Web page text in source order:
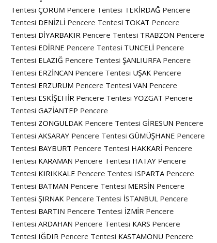
Tentesi ÇORUM Pencere Tentesi TEKİRDAĞ Pencere
Tentesi DENİZLİ Pencere Tentesi TOKAT Pencere
Tentesi DİYARBAKIR Pencere Tentesi TRABZON Pencere
Tentesi EDİRNE Pencere Tentesi TUNCELİ Pencere
Tentesi ELAZIĞ Pencere Tentesi ŞANLIURFA Pencere
Tentesi ERZİNCAN Pencere Tentesi UŞAK Pencere
Tentesi ERZURUM Pencere Tentesi VAN Pencere
Tentesi ESKİŞEHİR Pencere Tentesi YOZGAT Pencere
TentesiGAZİANTEP Pencere
Tentesi ZONGULDAK Pencere TentesiGİRESUN Pencere
Tentesi AKSARAY Pencere Tentesi GÜMÜŞHANE Pencere
Tentesi BAYBURT Pencere Tentesi HAKKARİ Pencere
Tentesi KARAMAN Pencere Tentesi HATAY Pencere
Tentesi KIRIKKALE Pencere Tentesi ISPARTA Pencere
Tentesi BATMAN Pencere Tentesi MERSİN Pencere
Tentesi ŞIRNAK Pencere Tentesi İSTANBUL Pencere
Tentesi BARTIN Pencere Tentesi İZMİR Pencere
Tentesi ARDAHAN Pencere Tentesi KARS Pencere
Tentesi IĞDIR Pencere Tentesi KASTAMONU Pencere